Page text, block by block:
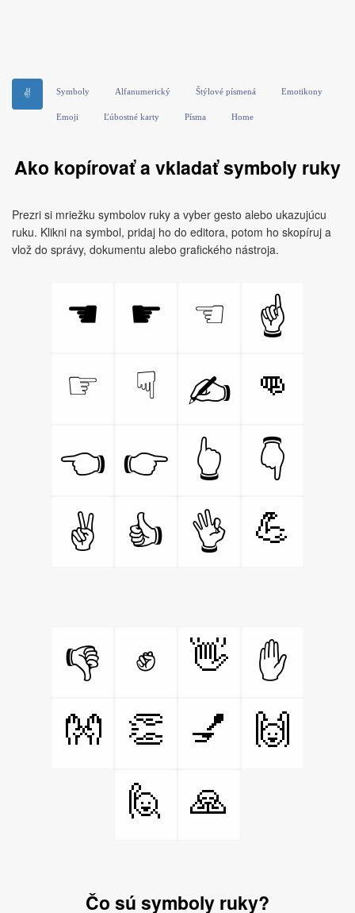
✌ Symboly Alfanumerický Štýlové písmená Emotikony
Emoji Ľúbostné karty Písma Home
Ako kopírovať a vkladať symboly ruky
Prezri si mriežku symbolov ruky a vyber gesto alebo ukazujúcu
ruku. Klikni na symbol, pridaj ho do editora, potom ho skopíruj a
vlož do správy, dokumentu alebo grafického nástroja.
☚ ☛ ☜
☝
☞
☟ ✍
👊
👈 👉 👆
👇
✌
👍 👌 💪
👎 ✊ 👋
✋
👐
👏 💅
🙌
🙋
🙏
Čo sú symboly ruky?